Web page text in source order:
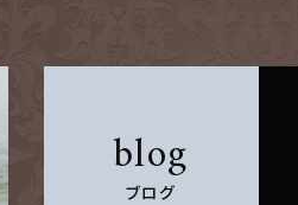
blog
ブログ